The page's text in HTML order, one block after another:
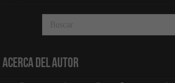
Acerca del Autor